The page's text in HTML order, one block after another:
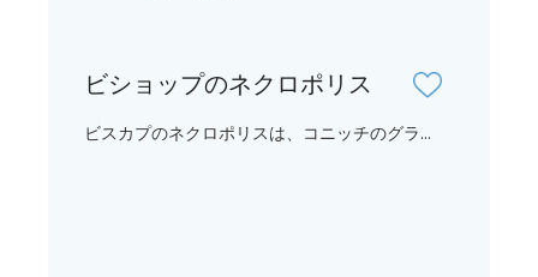
ビショップのネクロポリス
ビスカプのネクロポリスは、コニッチのグラ...